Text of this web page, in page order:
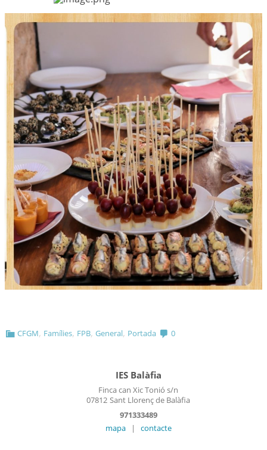
CFGM, Famílies, FPB,General, Portada 0
IES Balàfia
Finca can Xic Tonió s/n
07812 Sant Llorenç de Balàfia
971333489
mapa
| contacte